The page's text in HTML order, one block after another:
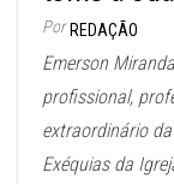
Por REDAÇÃO
Emerson
profissional,
extraordinário
Exéquias da